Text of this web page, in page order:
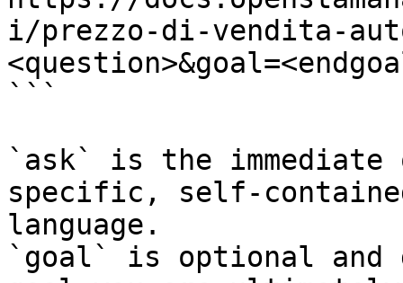
i/prezzo-di-vendita-
```
`ask` is the
specific, self-
language.
`goal` is optional and